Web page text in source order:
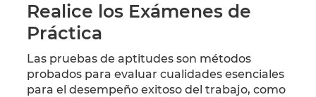
Realice los Exámenes de
Práctica
Las pruebas de aptitudes son métodos
probados para evaluar cualidades esenciales
para el desempeño exitoso del trabajo, como